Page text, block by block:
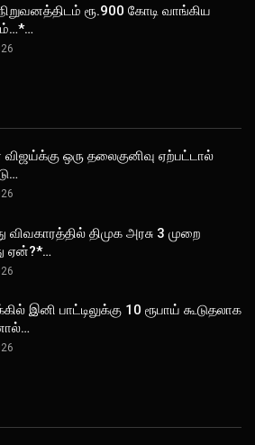
ரூ.900 கோடி வாங்கிய
விஜய்க்கு ஒரு தலைகுனிவு ஏற்பட்டால்
விவகாரத்தில் திமுக அரசு 3 முறை
ஏன்?*…
இனி பாட்டிலுக்கு 10 ரூபாய் கூடுதலாக